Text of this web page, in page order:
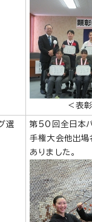
＜表
選
第50回全日本
手権大会他出
ありました。